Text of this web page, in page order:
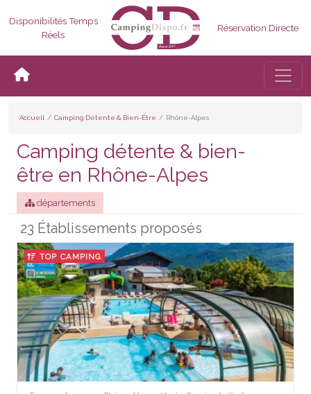
Disponibilités Temps
Réels
Réservation Directe
Accueil Camping Détente & Bien-Être Rhône-Alpes
Camping détente & bien-
être en Rhône-Alpes
départements
23 Établissements proposés
TOP CAMPING